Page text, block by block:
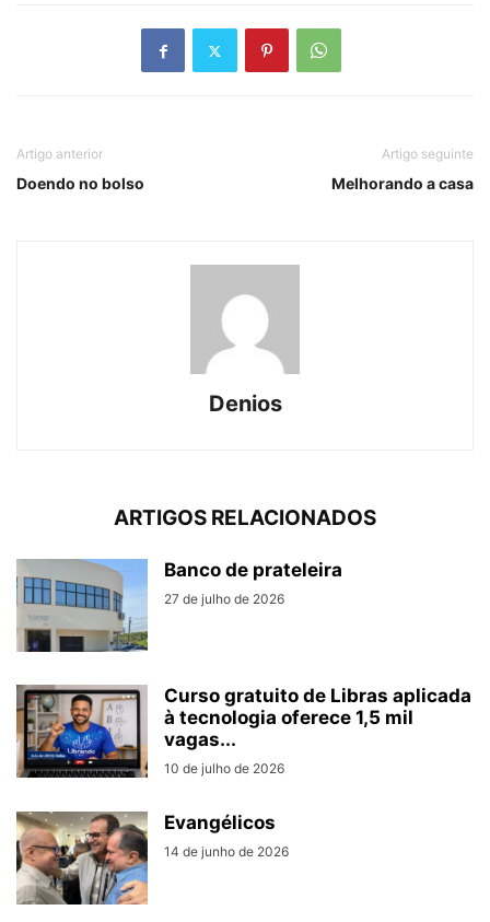
Artigo anterior
Doendo no bolso
Artigo seguinte
Melhorando a casa
Denios
ARTIGOS RELACIONADOS
Banco de prateleira
27 de julho de 2026
Curso gratuito de Libras aplicada
à tecnologia oferece 1,5 mil
vagas...
10 de julho de 2026
Evangélicos
14 de junho de 2026